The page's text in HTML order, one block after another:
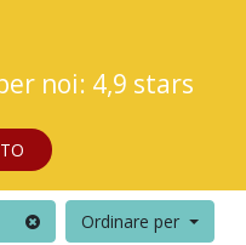
noi: 4,9 stars
Ordinare per